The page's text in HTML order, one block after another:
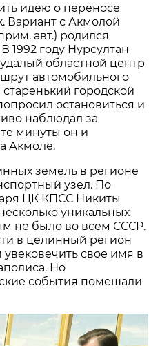
идею о переносе
Вариант с Акмолой
авт.) родился
1992 году Нурсултан
областной центр
автомобильного
городской
остановиться и
наблюдал за
минуты он и
Акмоле.
земель в регионе
узел. По
ЦК КПСС Никиты
уникальных
не было во всем СССР.
в целинный регион
увековечить свое имя в
Но
события помешали